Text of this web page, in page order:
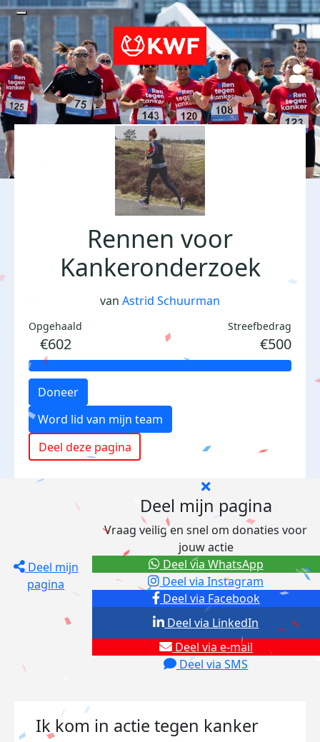
Rennen voor
Kankeronderzoek
van Astrid Schuurman
Opgehaald
€602
Streefbedrag
€500
Doneer
Word lid van mijn team
Deel deze pagina
Deel mijn
pagina
Deel mijn pagina
Vraag veilig en snel om donaties voor
jouw actie
Deel via Facebook
Deel via Instagram
Deel via e-mail
Deel via SMS
Deel via LinkedIn
Deel via WhatsApp
Ik kom in actie tegen kanker